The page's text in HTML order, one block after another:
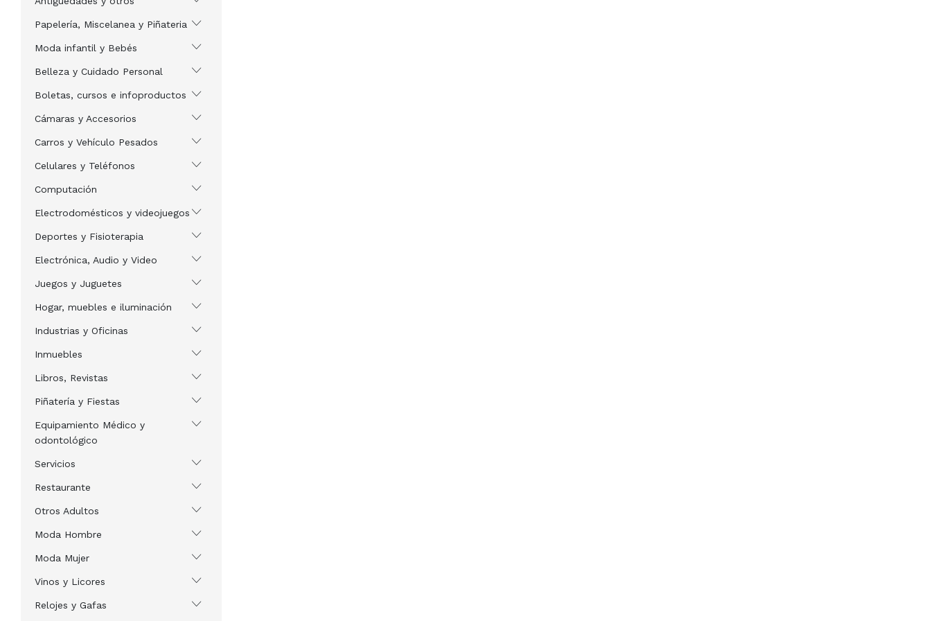
Papelería, Miscelanea y Piñateria
Moda infantil y Bebés
Belleza y Cuidado Personal
Boletas, cursos e infoproductos
Cámaras y Accesorios
Carros y Vehículo Pesados
Celulares y Teléfonos
Computación
Electrodomésticos y videojuegos
Deportes y Fisioterapia
Electrónica, Audio y Video
Juegos y Juguetes
Hogar, muebles e iluminación
Industrias y Oficinas
Inmuebles
Libros, Revistas
Piñatería y Fiestas
Equipamiento Médico y
odontológico
Servicios
Restaurante
Otros Adultos
Moda Hombre
Moda Mujer
Vinos y Licores
Relojes y Gafas